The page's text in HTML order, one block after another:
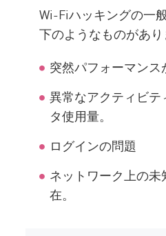
Wi-Fiハッキングの一
下のようなものがあり
突然パフォーマンス
異常なアクティビ
タ使用量。
ログインの問題
ネットワーク上の
在。